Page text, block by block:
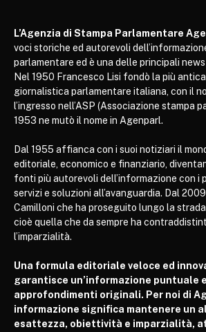
L’Agenzia di Stampa Parlamentare
voci storiche ed autorevoli
parlamentare ed è una delle principali
Nel 1950 Francesco Lisi fondò la più
giornalistica parlamentare italiana, con il
l’ingresso nell’ASP (Associazione stampa
1953 ne mutò il nome in Agenparl.
Dal 1955 affianca con i suoi notiziari il
editoriale, economico e finanziario,
fonti più autorevoli dell’informazione con i
servizi e soluzioni all’avanguardia. Dal
Camilloni che ha proseguito lungo la
cioè quella che da sempre ha
l’imparzialità.
Una formula editoriale veloce ed
garantisce un’informazione puntuale
approfondimenti originali. Per noi di
informazione significa mantenere un
esattezza, obiettività e imparzialità,